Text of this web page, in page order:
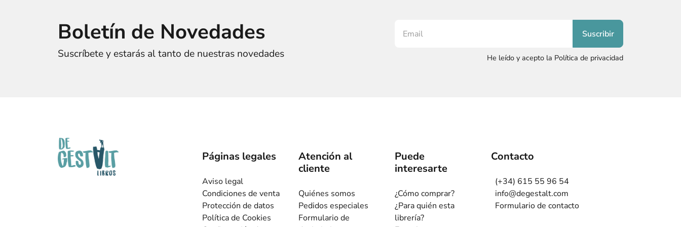
Boletín de Novedades
Suscríbete y estarás al tanto de nuestras novedades He leído y acepto la Política de privacidad
Páginas legales
Aviso legal
Condiciones de venta
Protección de datos
Política de Cookies
Atención al
cliente
Quiénes somos
Pedidos especiales
Formulario de
Puede
interesarte
¿Cómo comprar?
¿Para quién esta
librería?
Contacto
(+34) 615 55 96 54
info@degestalt.com
Formulario de contacto